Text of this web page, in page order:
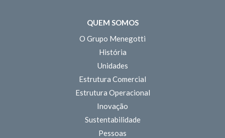
QUEM SOMOS
O Grupo Menegotti
História
Unidades
Estrutura Comercial
Estrutura Operacional
Inovação
Sustentabilidade
Pessoas